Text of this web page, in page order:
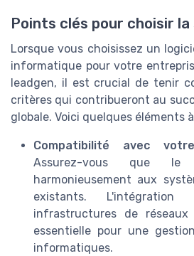
Points clés pour choisir
Lorsque vous choisissez un
informatique pour votre
leadgen, il est crucial de tenir
critères qui contribueront au
globale. Voici quelques éléments
Compatibilité avec
Assurez-vous que le
harmonieusement aux
existants.
infrastructures de
essentielle pour une
informatiques.